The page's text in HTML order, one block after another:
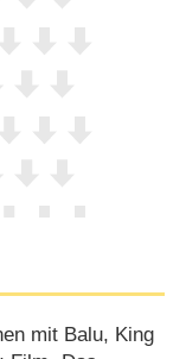
mit Balu, King